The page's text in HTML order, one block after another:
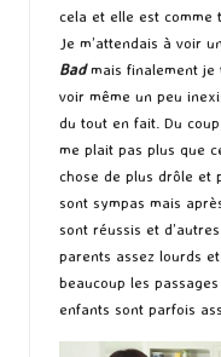
cela et elle est comme
Je m’attendais à voir
Badmais finalement je
voir même un peu
du tout en fait. Du
me plait pas plus que
chose de plus drôle et
sont sympas mais
sont réussis et
parents assez lourds et
beaucoup les
enfants sont parfois